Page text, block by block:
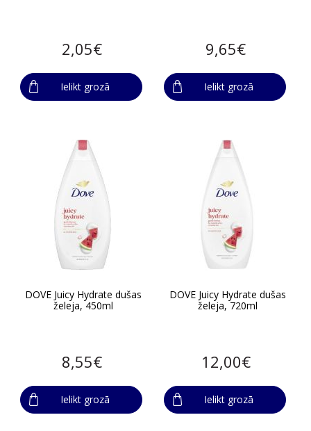
2,05€
Ielikt grozā
9,65€
Ielikt grozā
DOVE Juicy Hydrate dušas
želeja, 450ml
8,55€
Ielikt grozā
DOVE Juicy Hydrate dušas
želeja, 720ml
12,00€
Ielikt grozā